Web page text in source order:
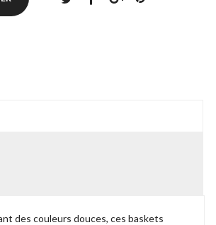
des couleurs douces, ces baskets